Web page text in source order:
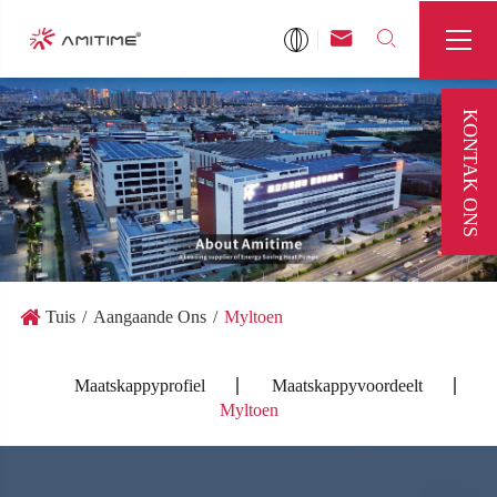
 

Tuis Aangaande Ons Myltoen
Maatskappyprofiel
Maatskappyvoordeelt
Myltoen
KONTAK ONS